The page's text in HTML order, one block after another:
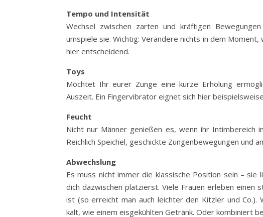
Tempo und Intensität
Wechsel zwischen zarten und kräftigen
umspiele sie. Wichtig: Verändere nichts in dem
hier entscheidend.
Toys
Möchtet Ihr eurer Zunge eine kurze Erholung
Auszeit. Ein Fingervibrator eignet sich hier
Feucht
Nicht nur Männer genießen es, wenn ihr Intimbereich
Reichlich Speichel, geschickte Zungenbewegungen und
Abwechslung
Es muss nicht immer die klassische Position sein –
dich dazwischen platzierst. Viele Frauen erleben einen
ist (so erreicht man auch leichter den Kitzler und Co.).
kalt, wie einem eisgekühlten Getränk. Oder kombiniert